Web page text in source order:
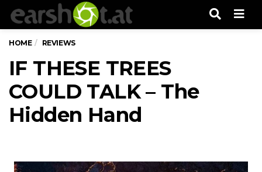
HOME REVIEWS
IF THESE TREES
COULD TALK – The
Hidden Hand